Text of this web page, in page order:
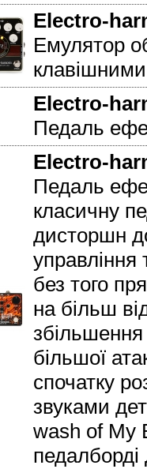
Electro-
Емулятор
Electro-
Педаль
Electro-
Педаль
класичну
дисторшн
без того
на більш
більшої
спочатку
звуками
wash of My